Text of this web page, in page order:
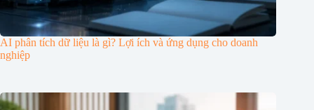
AI phân tích dữ liệu là gì? Lợi ích và ứng dụng cho doanh
nghiệp